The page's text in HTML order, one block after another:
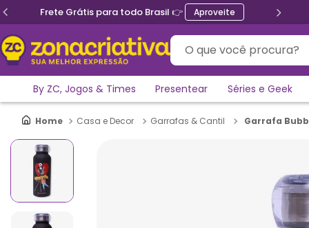
Frete Grátis para todo Brasil 👉 Aproveite
O que você procura?
By ZC, Jogos & Times Presentear Séries e Geek
Casa e Decor Garrafas & Cantil Garrafa